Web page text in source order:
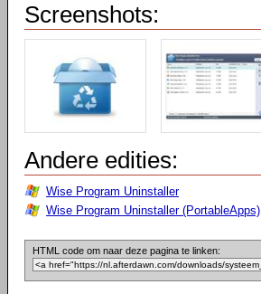
Screenshots:
Andere edities:
Wise Program Uninstaller
Wise Program Uninstaller (PortableApps)
HTML code om naar deze pagina te linken: